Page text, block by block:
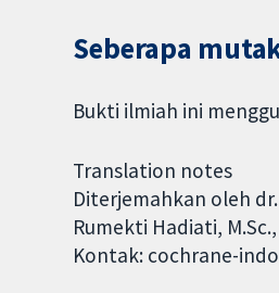
Seberapa
Bukti ilmiah ini
Translation notes
Diterjemahkan oleh
Rumekti Hadiati,
Kontak: cochrane-